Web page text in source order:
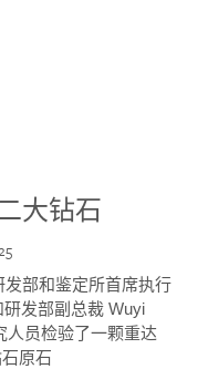
大钻石
发部和鉴定所首席执行
研发部副总裁 Wuyi
人员检验了一颗重达
原石